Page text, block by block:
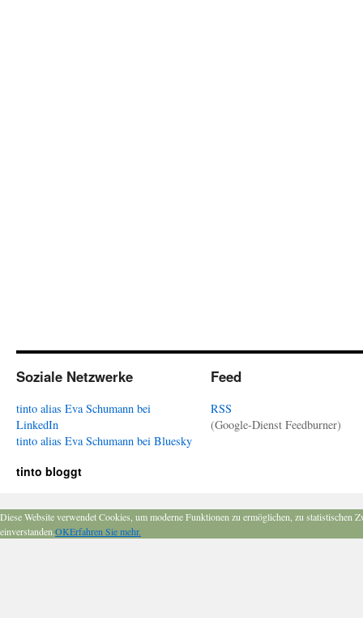
Soziale Netzwerke
tinto alias Eva Schumann bei
LinkedIn
tinto alias Eva Schumann bei Bluesky
Feed
RSS
(Google-Dienst Feedburner)
tinto bloggt
Diese Website verwendet Cookies, um moderne Funktionen zu ermöglichen, zu
einverstanden.OKErfahren Sie mehr.